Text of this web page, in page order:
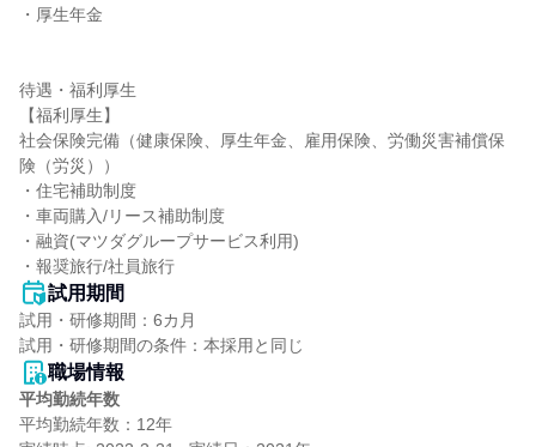
・厚生年金
待遇・福利厚生
【福利厚生】
社会保険完備（健康保険、厚生年金、雇用保険、労働災害補償保
険（労災））
・住宅補助制度
・車両購入/リース補助制度
・融資(マツダグループサービス利用)
・報奨旅行/社員旅行
試用期間
試用・研修期間：6カ月
職場情報
平均勤続年数
平均勤続年数：12年